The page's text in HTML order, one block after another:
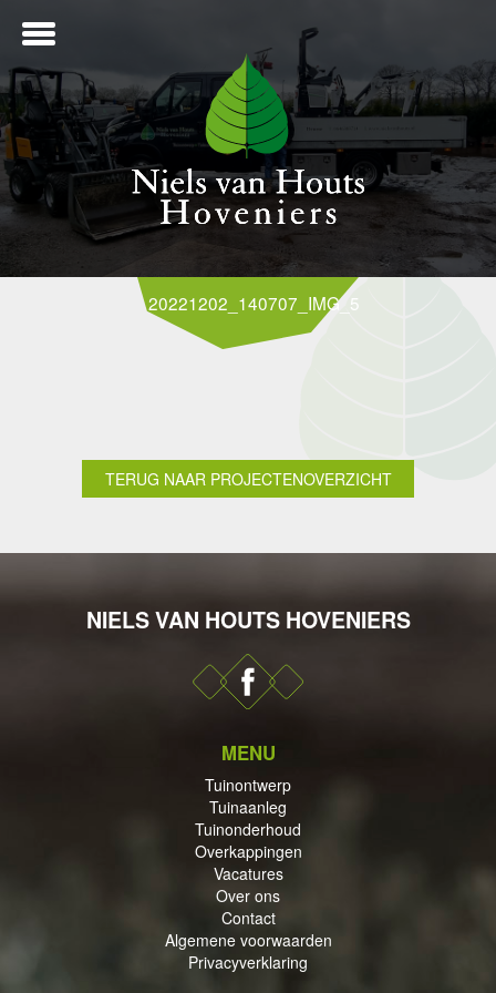
20221202_140707_IMG_5994
TERUG NAAR PROJECTENOVERZICHT
NIELS VAN HOUTS HOVENIERS
MENU
Tuinontwerp
Tuinaanleg
Tuinonderhoud
Overkappingen
Vacatures
Over ons
Contact
Algemene voorwaarden
Privacyverklaring